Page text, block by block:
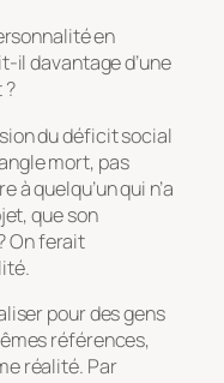
en
il davantage d’une
?
du déficit social
mort, pas
quelqu’un qui n’a
que son
On ferait
pour des gens
références,
réalité. Par